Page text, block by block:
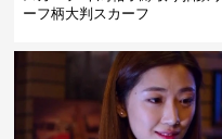
ーフ柄大判スカーフ